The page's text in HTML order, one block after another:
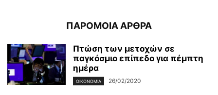
ΠΑΡΟΜΟΙΑ ΑΡΘΡΑ
Πτώση των μετοχών σε
παγκόσμιο επίπεδο για πέμπτη
ημέρα
ΟΙΚΟΝΟΜΊΑ 26/02/2020